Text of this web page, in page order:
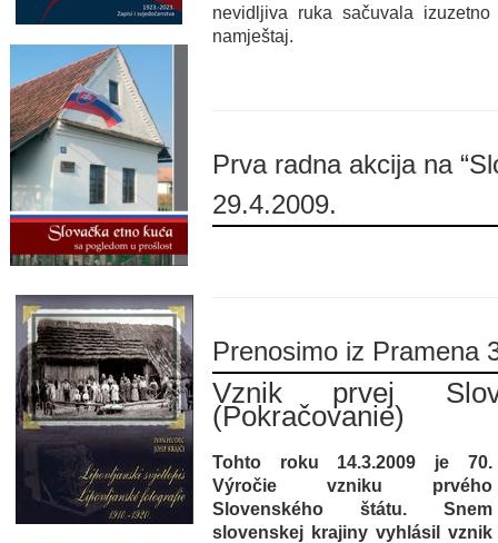
nevidljiva ruka sačuvala
namještaj.
Prva radna akcija na
29.4.2009.
Prenosimo iz Pramena
Vznik prvej
(Pokračovanie)
Tohto roku 14.3.2009 je 70.
Výročie vzniku prvého
Slovenského štátu. Snem
slovenskej krajiny vyhlásil vznik